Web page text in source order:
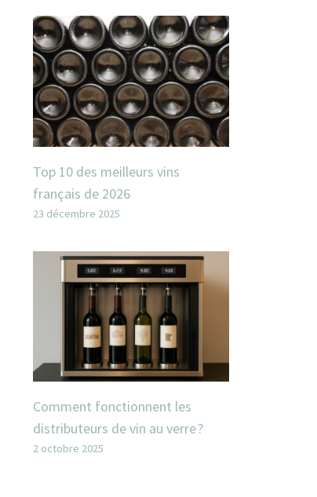
Top 10 des meilleurs vins
français de 2026
23 décembre 2025
Comment fonctionnent les
distributeurs de vin au verre ?
2 octobre 2025